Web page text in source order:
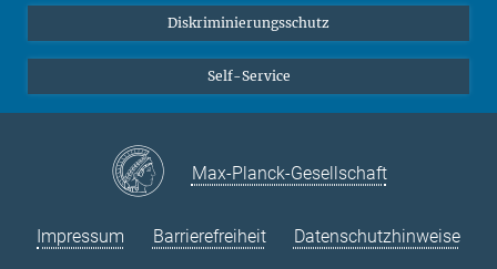
Diskriminierungsschutz
Self-Service
Max-Planck-Gesellschaft
Impressum Barrierefreiheit Datenschutzhinweise